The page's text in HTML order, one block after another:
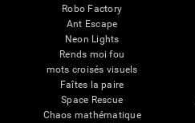
Robo Factory
Ant Escape
Neon Lights
Rends moi fou
mots croisés visuels
Faîtes la paire
Space Rescue
Chaos mathématique